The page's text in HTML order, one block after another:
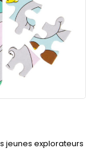
jeunes explorateurs